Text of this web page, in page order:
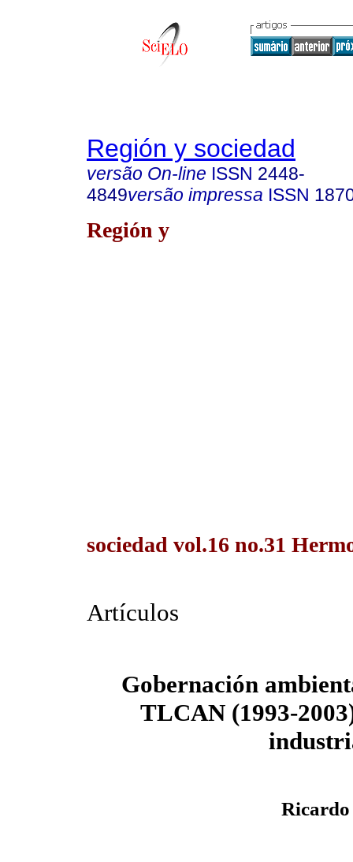
Región y sociedad
versão On-line ISSN 2448-
4849versão impressa ISSN
Región y
sociedad vol.16 no.31
Artículos
Gobernación
TLCAN (1993-